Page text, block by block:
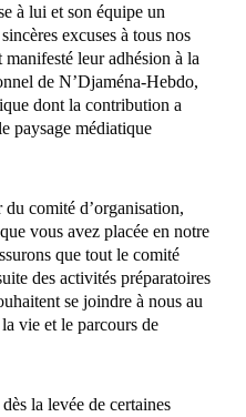
à lui et son équipe un
excuses à tous nos
leur adhésion à la
de N’Djaména-Hebdo,
dont la contribution a
paysage médiatique
comité d’organisation,
vous avez placée en notre
que tout le comité
des activités préparatoires
se joindre à nous au
vie et le parcours de
la levée de certaines